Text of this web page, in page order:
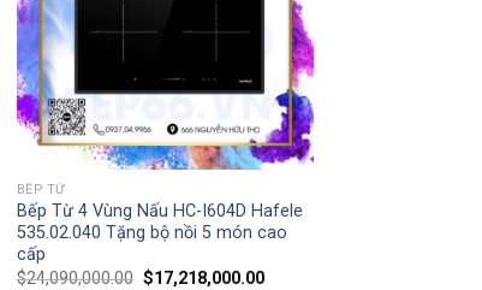
BẾP TỪ
Bếp Từ 4 Vùng Nấu HC-I604D Hafele
535.02.040 Tặng bộ nồi 5 món cao
cấp
$24,090,000.00 $17,218,000.00